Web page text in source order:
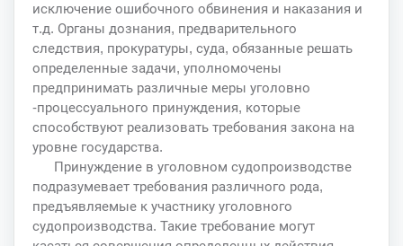
исключение ошибочного обвинения и наказания и
т.д. Органы дознания, предварительного
следствия, прокуратуры, суда, обязанные решать
определенные задачи, уполномочены
предпринимать различные меры уголовно
-процессуального принуждения, которые
способствуют реализовать требования закона на
уровне государства.
Принуждение в уголовном судопроизводстве
подразумевает требования различного рода,
предъявляемые к участнику уголовного
судопроизводства. Такие требование могут